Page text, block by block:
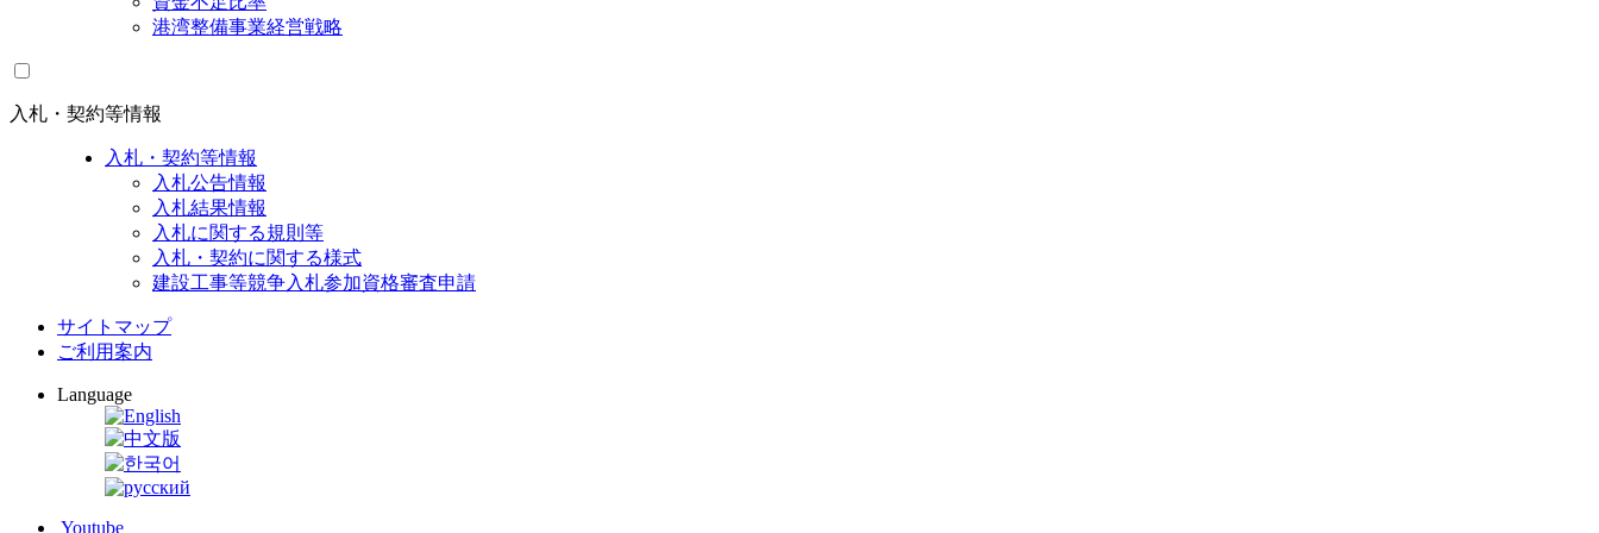
港湾整備事業経営戦略
入札・契約等情報
入札・契約等情報
入札公告情報
入札結果情報
入札に関する規則等
入札・契約に関する様式
建設工事等競争入札参加資格審査申請
サイトマップ
ご利用案内
Language
Youtube